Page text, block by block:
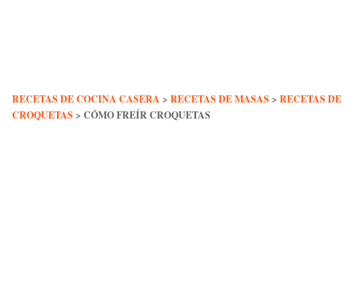
RECETAS DE COCINA CASERA > RECETAS DE MASAS > RECETAS DE
CROQUETAS > CÓMO FREÍR CROQUETAS